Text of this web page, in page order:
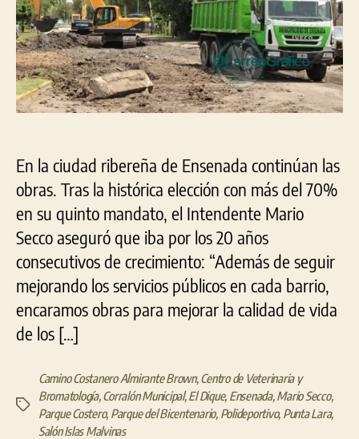
de
Ensenada
En la ciudad ribereña de Ensenada continúan las
obras. Tras la histórica elección con más del 70%
en su quinto mandato, el Intendente Mario
Secco aseguró que iba por los 20 años
consecutivos de crecimiento: “Además de seguir
mejorando los servicios públicos en cada barrio,
encaramos obras para mejorar la calidad de vida
de los […]
Etiquetas
Camino Costanero Almirante Brown,Centro de Veterinaria y
Bromatología,Corralón Municipal,El Dique, Ensenada,Mario Secco,
Parque Costero, Parque del Bicentenario, Polideportivo, Punta Lara,
Salón Islas Malvinas